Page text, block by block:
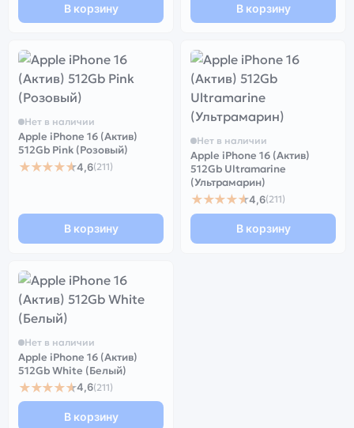
В корзину В корзину
Нет в наличии
Apple iPhone 16 (Актив)
512Gb Pink (Розовый)
★★★★★4,6(211)
В корзину
Нет в наличии
Apple iPhone 16 (Актив)
512Gb Ultramarine
(Ультрамарин)
★★★★★4,6(211)
В корзину
Нет в наличии
Apple iPhone 16 (Актив)
512Gb White (Белый)
★★★★★4,6(211)
В корзину